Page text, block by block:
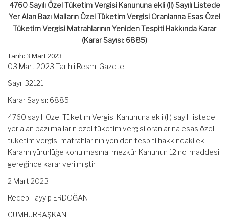
Matrahlarının
Yeniden
Tespiti
Hakkında
Sayısı:
6885)
4760 Sayılı Özel Tüketim Vergisi Kanununa ekli (II) Sayılı Listede
Yer Alan Bazı Malların Özel Tüketim Vergisi Oranlarına Esas Özel
Tüketim Vergisi Matrahlarının Yeniden Tespiti Hakkında Karar
(Karar Sayısı: 6885)
Tarih: 3 Mart 2023
03 Mart 2023 Tarihli Resmi Gazete
Sayı: 32121
Karar Sayısı: 6885
4760 sayılı Özel Tüketim Vergisi Kanununa ekli (II) sayılı listede
yer alan bazı malların özel tüketim vergisi oranlarına esas özel
tüketim vergisi matrahlarının yeniden tespiti hakkındaki ekli
Kararın yürürlüğe konulmasına, mezkûr Kanunun 12 nci maddesi
gereğince karar verilmiştir.
2 Mart 2023
Recep Tayyip ERDOĞAN
CUMHURBAŞKANI